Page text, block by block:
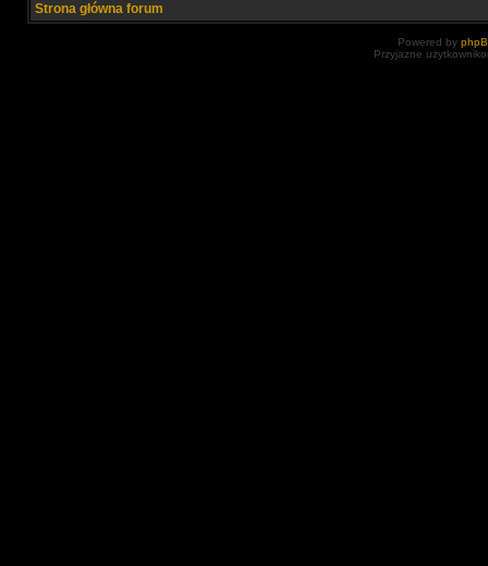
Strona główna forum
Powered by
Przyjazne